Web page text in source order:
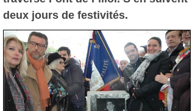
deux jours de festivités.